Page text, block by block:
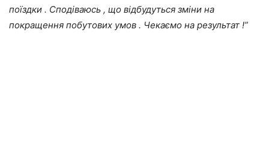
поїздки . Сподіваюсь , що відбудуться зміни на
покращення побутових умов . Чекаємо на результат !”